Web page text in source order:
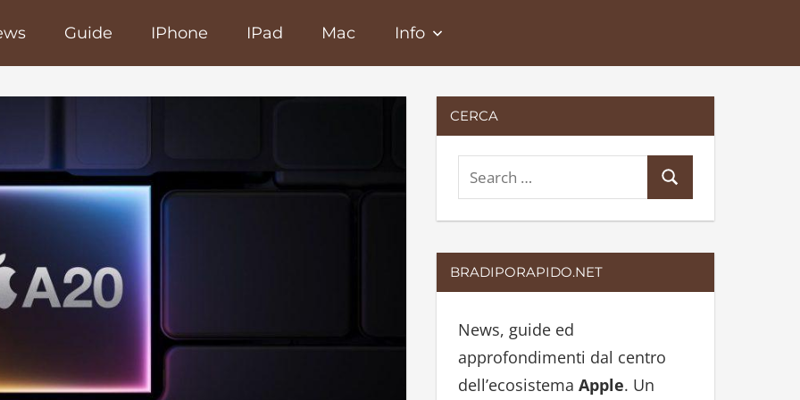
Guide IPhone IPad Mac Info
CERCA
e
a
r
c
f
o
r
e
c
BRADIPORAPIDO.NET
News, guide ed
approfondimenti dal centro
dell’ecosistema Apple. Un